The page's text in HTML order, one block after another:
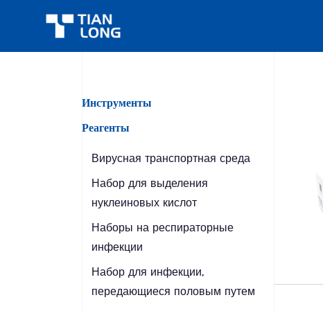
> Продукты Набор для
Инструменты
Реагенты
Вирусная транспортная среда
Набор для выделения
нуклеиновых кислот
Наборы на респираторные
инфекции
Набор для инфекции,
передающиеся половым путем